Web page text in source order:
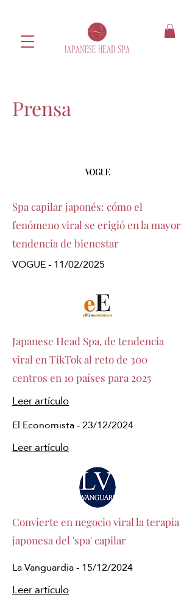
Prensa
Spa capilar japonés: cómo el
fenómeno viral se erigió en la mayor
tendencia de bienestar
VOGUE - 11/02/2025
Japanese Head Spa, de tendencia
viral en TikTok al reto de 300
centros en 10 países para 2025
Leer artículo
El Economista - 23/12/2024
Leer artículo
Convierte en negocio viral la terapia
japonesa del 'spa' capilar
La Vanguardia - 15/12/2024
Leer artículo